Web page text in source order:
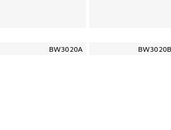
BW3020A BW3020B